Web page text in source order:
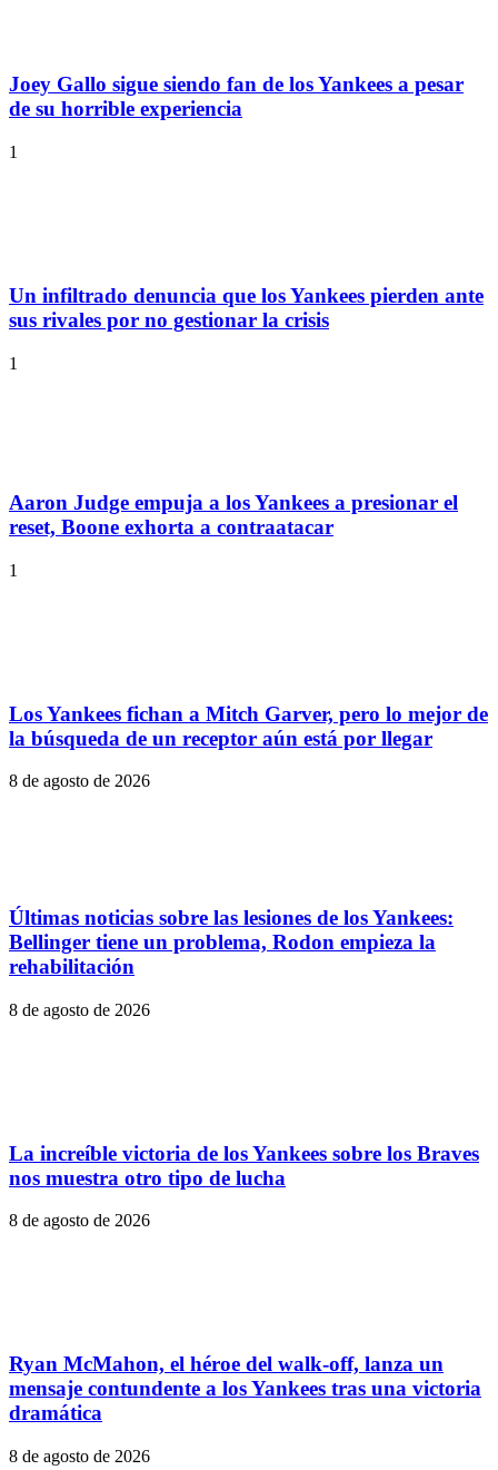
Joey Gallo sigue siendo fan de los Yankees a pesar
de su horrible experiencia
1
Un infiltrado denuncia que los Yankees pierden ante
sus rivales por no gestionar la crisis
1
Aaron Judge empuja a los Yankees a presionar el
reset, Boone exhorta a contraatacar
1
Los Yankees fichan a Mitch Garver, pero lo mejor de
la búsqueda de un receptor aún está por llegar
8 de agosto de 2026
Últimas noticias sobre las lesiones de los Yankees:
Bellinger tiene un problema, Rodon empieza la
rehabilitación
8 de agosto de 2026
La increíble victoria de los Yankees sobre los Braves
nos muestra otro tipo de lucha
8 de agosto de 2026
Ryan McMahon, el héroe del walk-off, lanza un
mensaje contundente a los Yankees tras una victoria
dramática
8 de agosto de 2026